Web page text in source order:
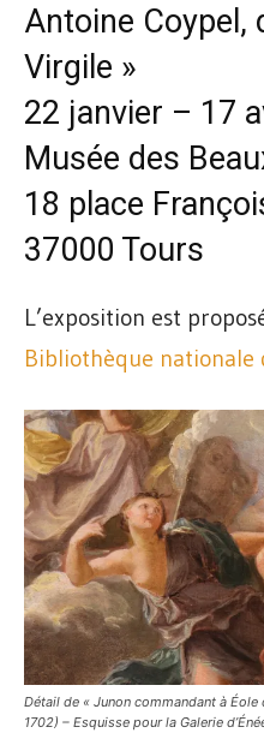
Antoine Coypel,
Virgile »
22 janvier – 17
Musée des
18 place
37000 Tours
L’exposition est
Bibliothèque nationale
Détail de « Junon commandant à
1702) – Esquisse pour la Galerie